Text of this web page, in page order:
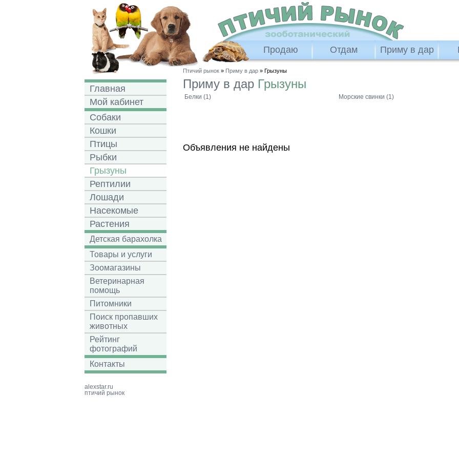
Продаю Отдам Приму в дар
Главная
Мой кабинет
Собаки
Кошки
Птицы
Рыбки
Грызуны
Рептилии
Лошади
Насекомые
Растения
Детская барахолка
Товары и услуги
Зоомагазины
Ветеринарная
помощь
Питомники
Поиск пропавших
животных
Рейтинг
фотографий
Контакты
Птичий рынок » Приму в дар » Грызуны
Приму в дар Грызуны
Белки (1) Морские свинки (1)
Объявления не найдены
alexstar.ru
птичий рынок